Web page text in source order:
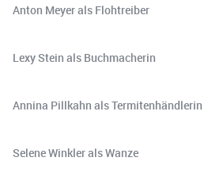
Anton Meyer als Flohtreiber
Lexy Stein als Buchmacherin
Annina Pillkahn als Termitenhändlerin
Selene Winkler als Wanze